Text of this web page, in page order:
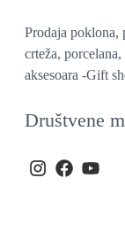
Prodaja poklona,
crteža,
aksesoara -Gift
Društvene